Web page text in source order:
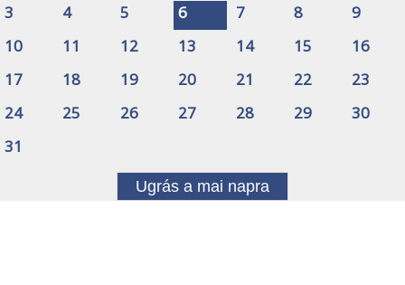
3
4 5 6 7 8
9
10
11 12 13 14 15
16
17
18 19 20 21 22
23
24
25 26 27 28 29
30
31
Ugrás a mai napra